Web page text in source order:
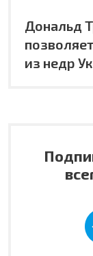
Дональд
из недр